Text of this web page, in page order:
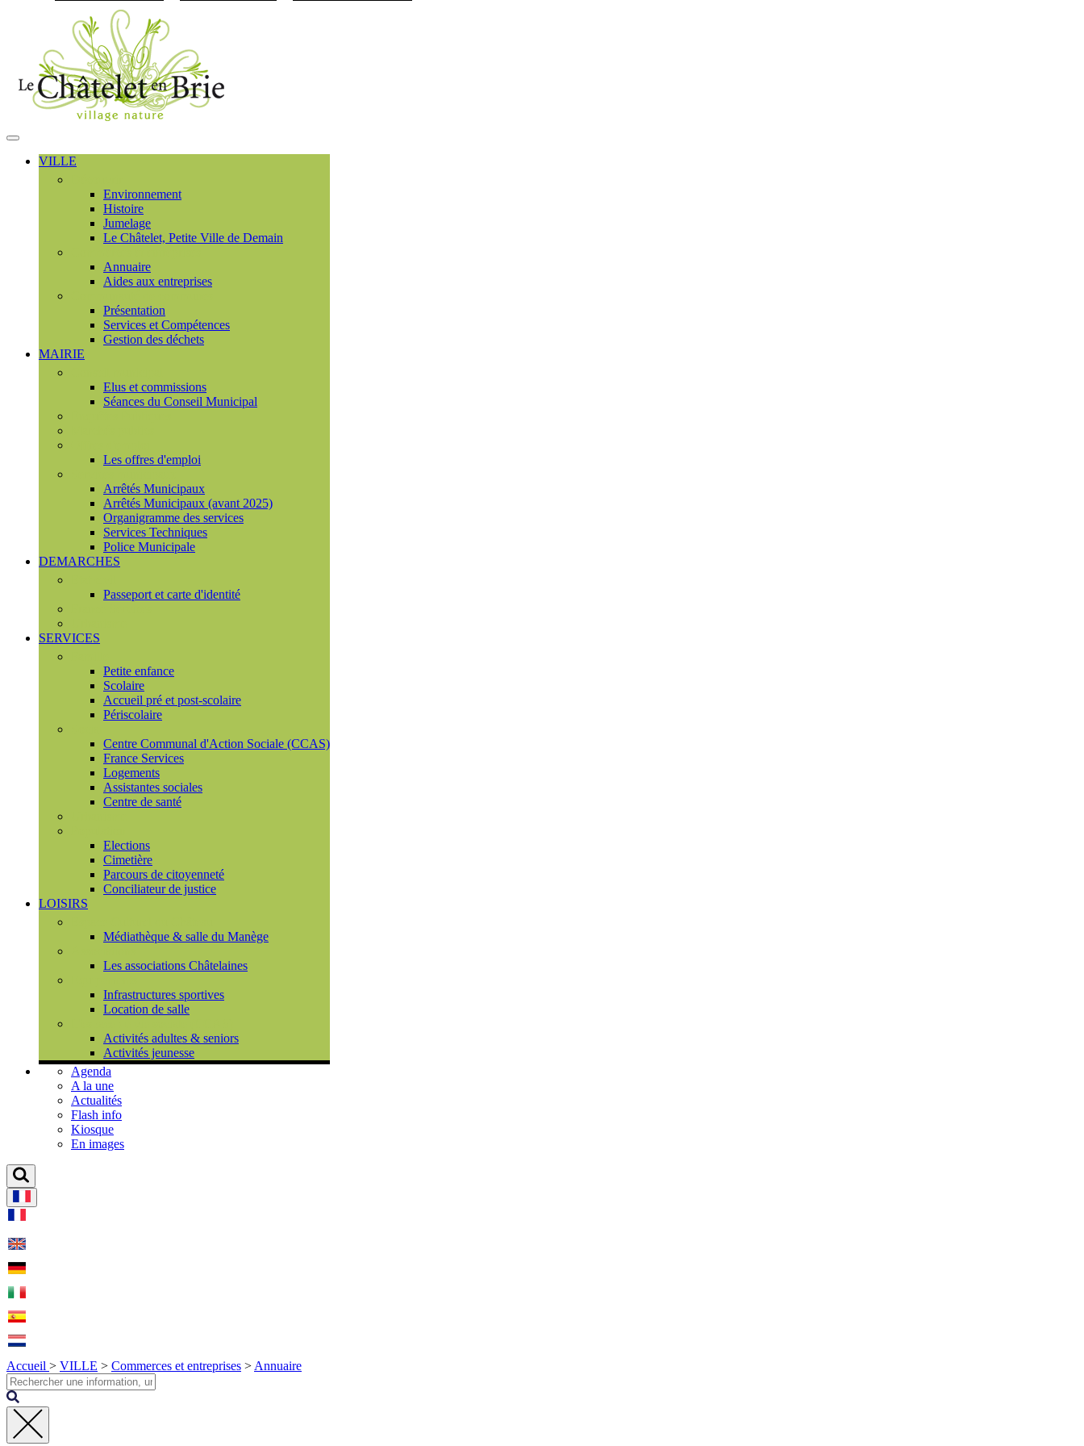
MENU
PRINCIPAL
VILLE
Environnement
Histoire
Jumelage
Le Châtelet, Petite Ville de Demain
Annuaire
Aides aux entreprises
Présentation
Services et Compétences
Gestion des déchets
MAIRIE
Elus et commissions
Séances du Conseil Municipal
Les offres d'emploi
Arrêtés Municipaux
Arrêtés Municipaux (avant 2025)
Organigramme des services
Services Techniques
Police Municipale
DEMARCHES
Passeport et carte d'identité
SERVICES
Petite enfance
Scolaire
Accueil pré et post-scolaire
Périscolaire
Centre Communal d'Action Sociale (CCAS)
France Services
Logements
Assistantes sociales
Centre de santé
Elections
Cimetière
Parcours de citoyenneté
Conciliateur de justice
LOISIRS
Médiathèque & salle du Manège
Les associations Châtelaines
Infrastructures sportives
Location de salle
Activités adultes & seniors
Activités jeunesse
Agenda
A la une
Actualités
Flash info
Kiosque
En images
Accueil > VILLE > Commerces et entreprises > Annuaire